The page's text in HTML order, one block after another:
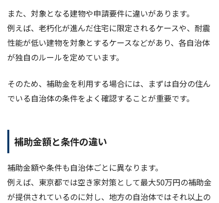
また、対象となる建物や申請要件に違いがあります。
例えば、老朽化が進んだ住宅に限定されるケースや、耐震
性能が低い建物を対象とするケースなどがあり、各自治体
が独自のルールを定めています。
そのため、補助金を利用する場合には、まずは自分の住ん
でいる自治体の条件をよく確認することが重要です。
補助金額と条件の違い
補助金額や条件も自治体ごとに異なります。
例えば、東京都では空き家対策として最大50万円の補助金
が提供されているのに対し、地方の自治体ではそれ以上の